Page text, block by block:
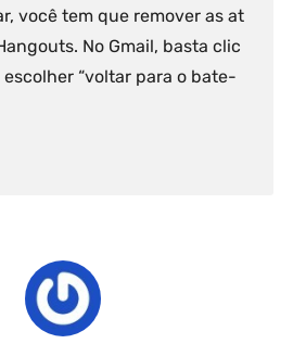
você tem que remover as at
No Gmail, basta clic
“voltar para o bate-